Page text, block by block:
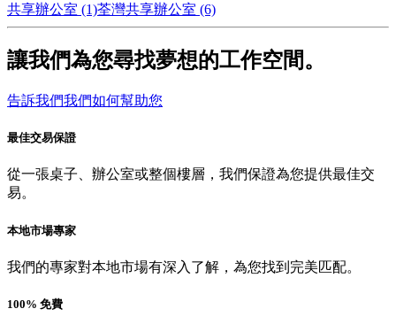
共享辦公室 (1)荃灣共享辦公室 (6)
讓我們為您尋找夢想的工作空間。
告訴我們我們如何幫助您
最佳交易保證
從一張桌子、辦公室或整個樓層，我們保證為您提供最佳交
易。
本地市場專家
我們的專家對本地市場有深入了解，為您找到完美匹配。
100% 免費